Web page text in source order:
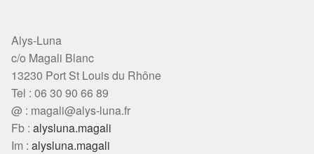
Alys-Luna
c/o Magali Blanc
13230 Port St Louis du Rhône
Tel : 06 30 90 66 89
@ : magali@alys-luna.fr
Fb : alysluna.magali
Im : alysluna.magali